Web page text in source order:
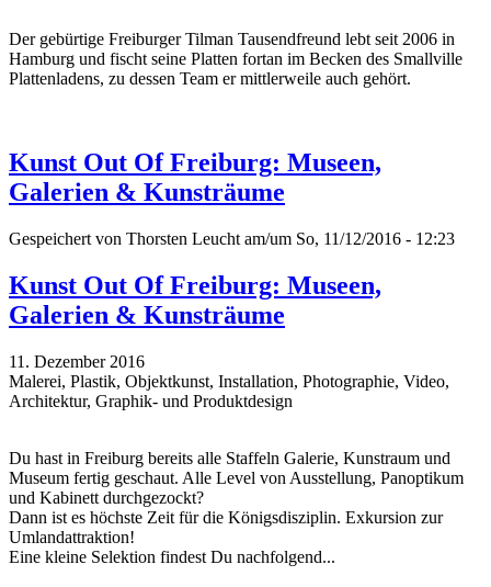
Der gebürtige Freiburger Tilman Tausendfreund lebt seit 2006 in
Hamburg und fischt seine Platten fortan im Becken des Smallville
Plattenladens, zu dessen Team er mittlerweile auch gehört.
Kunst Out Of Freiburg: Museen,
Galerien & Kunsträume
Gespeichert von Thorsten Leucht am/um So, 11/12/2016 - 12:23
Kunst Out Of Freiburg: Museen,
Galerien & Kunsträume
11. Dezember 2016
Malerei, Plastik, Objektkunst, Installation, Photographie, Video,
Architektur, Graphik- und Produktdesign
Du hast in Freiburg bereits alle Staffeln Galerie, Kunstraum und
Museum fertig geschaut. Alle Level von Ausstellung, Panoptikum
und Kabinett durchgezockt?
Dann ist es höchste Zeit für die Königsdisziplin. Exkursion zur
Umlandattraktion!
Eine kleine Selektion findest Du nachfolgend...